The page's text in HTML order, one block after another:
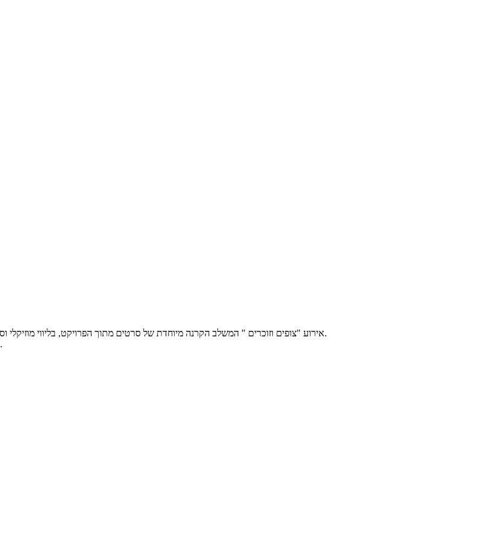
'''אירוע "צופים וזוכרים " המשלב הקרנה מיוחדת של סרטים מתוך הפרויקט, בליווי מוזיקלי וסיפורים אישיים יתקיים בבית אבי חי בירושלים, בערב יום הזיכרון 17.4.2017, בשעה 21:30.
באירוע ישתתפו: עילי בוטנר וילדי החוץ ויוקרנו לראשונה הסרטים החדשים שנוצרו בפרויקט.